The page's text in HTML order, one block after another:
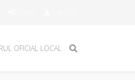
OFICIAL LOCAL